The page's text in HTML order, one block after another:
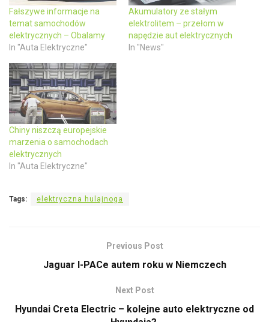
n
s
i
n
n
e
w
i
n
d
o
w
)
e
n
s
i
n
n
w
w
i
n
d
o
w
)
Fałszywe informacje na
temat samochodów
elektrycznych – Obalamy
In "Auta Elektryczne"
Akumulatory ze stałym
elektrolitem – przełom w
napędzie aut elektrycznych
In "News"
Chiny niszczą europejskie
marzenia o samochodach
elektrycznych
In "Auta Elektryczne"
Tags: elektryczna hulajnoga
Previous Post
Jaguar I-PACe autem roku w Niemczech
Next Post
Hyundai Creta Electric – kolejne auto elektryczne od